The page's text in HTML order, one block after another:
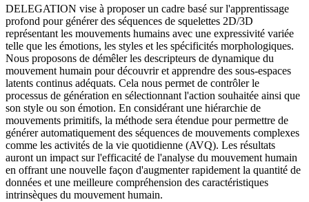
DELEGATION vise à proposer un cadre basé sur l'apprentissage
profond pour générer des séquences de squelettes 2D/3D
représentant les mouvements humains avec une expressivité variée
telle que les émotions, les styles et les spécificités morphologiques.
Nous proposons de démêler les descripteurs de dynamique du
mouvement humain pour découvrir et apprendre des sous-espaces
latents continus adéquats. Cela nous permet de contrôler le
processus de génération en sélectionnant l'action souhaitée ainsi que
son style ou son émotion. En considérant une hiérarchie de
mouvements primitifs, la méthode sera étendue pour permettre de
générer automatiquement des séquences de mouvements complexes
comme les activités de la vie quotidienne (AVQ). Les résultats
auront un impact sur l'efficacité de l'analyse du mouvement humain
en offrant une nouvelle façon d'augmenter rapidement la quantité de
données et une meilleure compréhension des caractéristiques
intrinsèques du mouvement humain.